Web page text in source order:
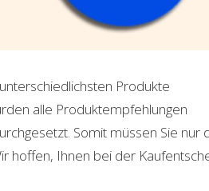
Produkte
alle Produktempfehlungen
Somit müssen Sie nur
hoffen, Ihnen bei der